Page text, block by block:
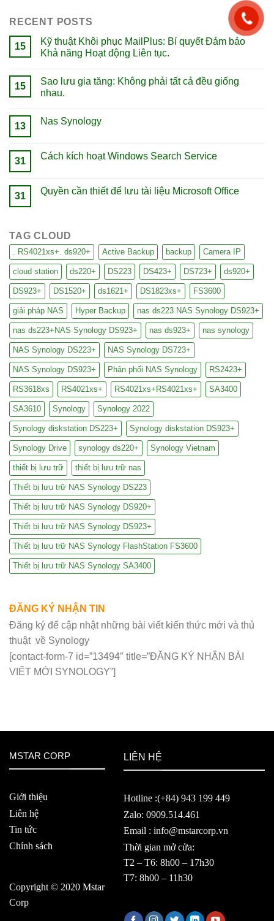
RECENT POSTS
15
Kỹ thuật Khôi phục MailPlus: Bí quyết Đảm bảo
Khả năng Hoạt động Liên tục.
15
Sao lưu gia tăng: Không phải tất cả đều giống
nhau.
13 Nas Synology
31 Cách kích hoạt Windows Search Service
31 Quyền cần thiết để lưu tài liệu Microsoft Office
TAG CLOUD
. RS4021xs+. ds920+ Active Backup backup Camera IP
cloud station ds220+ DS223 DS423+ DS723+ ds920+
DS923+ DS1520+ ds1621+ DS1823xs+ FS3600
giải pháp NAS Hyper Backup nas ds223 NAS Synology DS923+
nas ds223+NAS Synology DS923+ nas ds923+ nas synology
NAS Synology DS223+ NAS Synology DS723+
NAS Synology DS923+ Phân phối NAS Synology RS2423+
RS3618xs RS4021xs+ RS4021xs+RS4021xs+ SA3400
SA3610 Synology Synology 2022
Synology diskstation DS223+ Synology diskstation DS923+
Synology Drive synology ds220+ Synology Vietnam
thiết bị lưu trữ thiết bị lưu trữ nas
Thiết bị lưu trữ NAS Synology DS223
Thiết bị lưu trữ NAS Synology DS920+
Thiết bị lưu trữ NAS Synology DS923+
Thiết bị lưu trữ NAS Synology FlashStation FS3600
Thiết bị lưu trữ NAS Synology SA3400
ĐĂNG KÝ NHẬN TIN
Đăng ký để cập nhật những bài viết kiến thức mới và thủ
thuật về Synology
[contact-form-7 id=”13494″ title=”ĐĂNG KÝ NHẬN BÀI
VIẾT MỚI SYNOLOGY”]
MSTAR CORP
Giới thiệu
Liên hệ
Tin tức
Chính sách
Copyright © 2020 Mstar
Corp
LIÊN HỆ
Hotline :(+84) 943 199 449
Zalo: 0909.514.461
Email : info@mstarcorp.vn
Thời gian mở cửa:
T2 – T6: 8h00 – 17h30
T7: 8h00 – 11h30